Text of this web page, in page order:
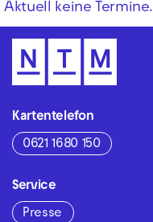
Aktuell keine Termine.
Kartentelefon
0621 1680 150
Service
Presse